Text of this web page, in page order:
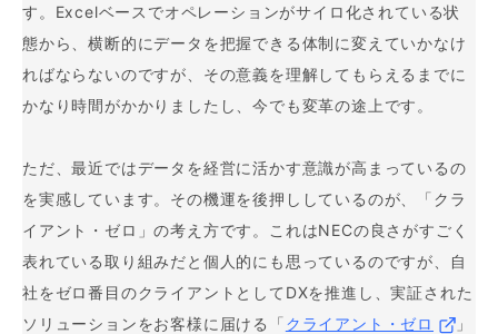
す。Excelベースでオペレーションがサイロ化されている状
態から、横断的にデータを把握できる体制に変えていかなけ
ればならないのですが、その意義を理解してもらえるまでに
かなり時間がかかりましたし、今でも変革の途上です。
ただ、最近ではデータを経営に活かす意識が高まっているの
を実感しています。その機運を後押ししているのが、「クラ
イアント・ゼロ」の考え方です。これはNECの良さがすごく
表れている取り組みだと個人的にも思っているのですが、自
社をゼロ番目のクライアントとしてDXを推進し、実証された
ソリューションをお客様に届ける「クライアント・ゼロ
」